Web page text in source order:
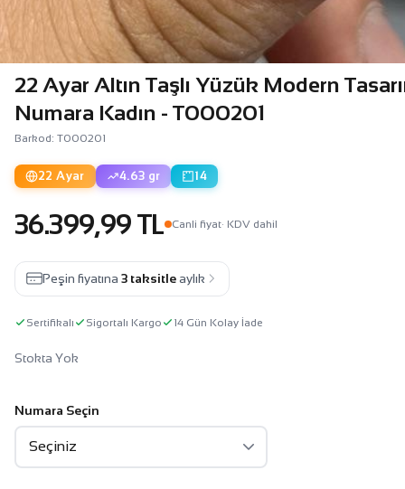
22 Ayar Altın Taşlı Yüzük Modern
Numara Kadın - T000201
Barkod: T000201
22 Ayar 4.63 gr 14
36.399,99 TL Canli fiyat· KDV dahil
Peşin fiyatına 3 taksitle aylık
Sertifikalı Sigortalı Kargo 14 Gün Kolay İade
Stokta Yok
Numara Seçin